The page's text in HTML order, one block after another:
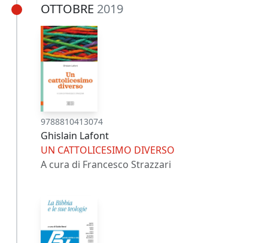
OTTOBRE 2019
9788810413074
Ghislain Lafont
UN CATTOLICESIMO DIVERSO
A cura di Francesco Strazzari